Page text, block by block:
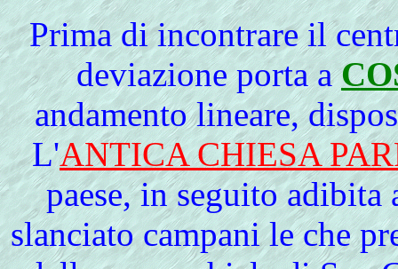
Primadi incontrare il
deviazione porta a
andamento lineare,
L'ANTICA CHIESA
paese, in seguito adibita
slanciato campani le che